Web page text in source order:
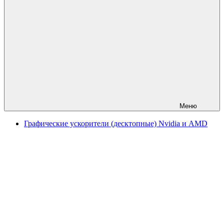
Меню
Графические ускорители (десктопные) Nvidia и AMD